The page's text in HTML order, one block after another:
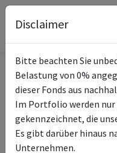
Informationen zum
Name
Disclaimer
Bitte beachten Sie
Belastung von 0%
dieser Fonds aus
Im Portfolio werden nur
gekennzeichnet, die
Es gibt darüber hinaus
Unternehmen.